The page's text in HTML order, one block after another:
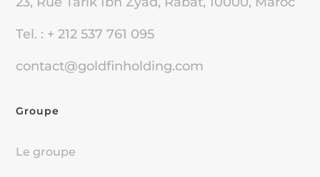
Tel. : + 212 537 761 095
contact@goldfinholding.com
Groupe
Le groupe